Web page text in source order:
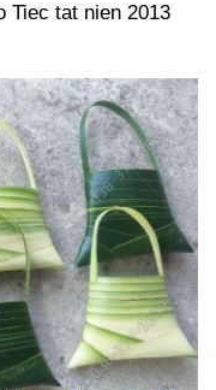
Tiec tat nien 2013